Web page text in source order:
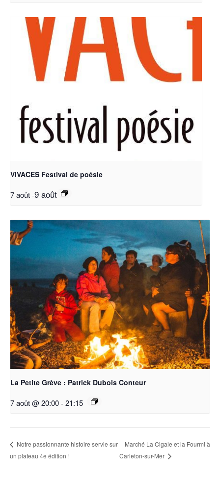
VIVACES Festival de poésie
7 août-9 août
La Petite Grève : Patrick Dubois Conteur
7 août @ 20:00- 21:15
Notre passionnante histoire servie sur
un plateau 4e édition !
Marché La Cigale et la Fourmi à
Carleton-sur-Mer